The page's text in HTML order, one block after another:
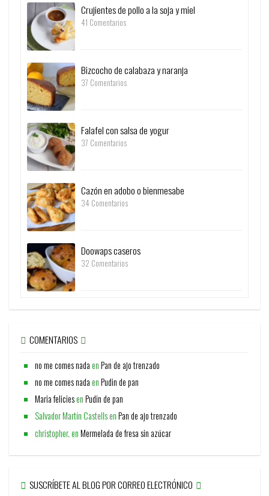
Crujientes de pollo a la soja y miel
41 Comentarios
Bizcocho de calabaza y naranja
37 Comentarios
Falafel con salsa de yogur
37 Comentarios
Cazón en adobo o bienmesabe
34 Comentarios
Doowaps caseros
32 Comentarios
COMENTARIOS
no me comes nadaenPan de ajo trenzado
no me comes nadaenPudin de pan
Maria feliciesenPudin de pan
Salvador Martín CastellsenPan de ajo trenzado
christopher.enMermelada de fresa sin azúcar
SUSCRÍBETE AL BLOG POR CORREO ELECTRÓNICO